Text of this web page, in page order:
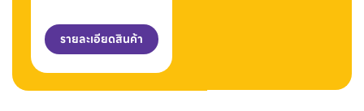
รายละเอียดสินค้า